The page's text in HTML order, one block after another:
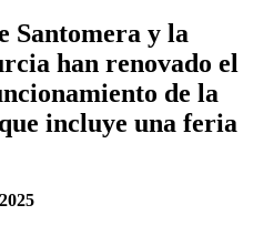
Santomera y la
han renovado el
de la
incluye una feria